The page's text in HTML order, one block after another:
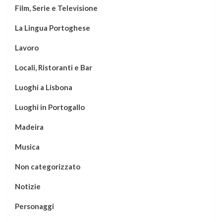
Film, Serie e Televisione
La Lingua Portoghese
Lavoro
Locali, Ristoranti e Bar
Luoghi a Lisbona
Luoghi in Portogallo
Madeira
Musica
Non categorizzato
Notizie
Personaggi